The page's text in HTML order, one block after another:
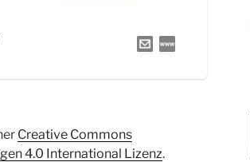
Creative Commons
4.0 International Lizenz.